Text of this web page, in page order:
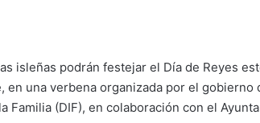
isleñas podrán festejar el Día de Reyes
una verbena organizada por el gobierno
Familia (DIF), en colaboración con el